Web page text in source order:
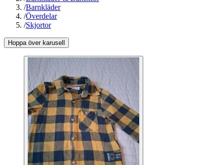
/Barnkläder
/Överdelar
/Skjortor
Hoppa över karusell